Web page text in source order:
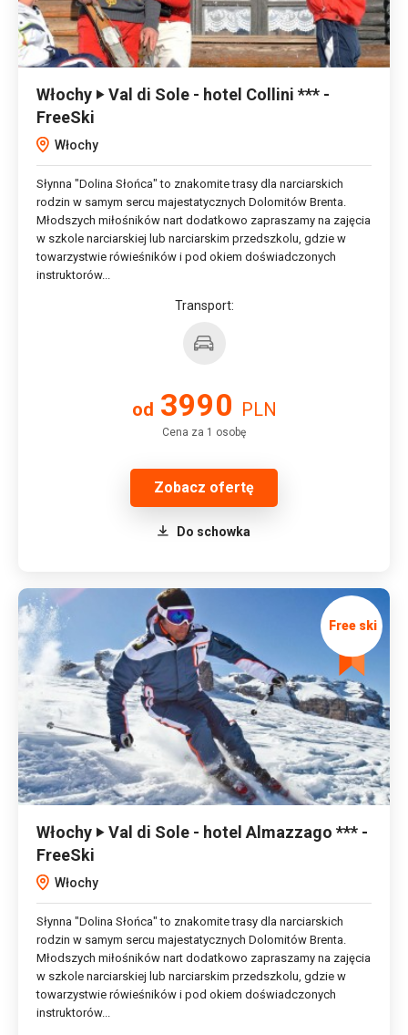
Włochy ‣ Val di Sole - hotel Collini *** -
FreeSki
Włochy
Słynna "Dolina Słońca" to znakomite trasy dla narciarskich
rodzin w samym sercu majestatycznych Dolomitów Brenta.
Młodszych miłośników nart dodatkowo zapraszamy na zajęcia
w szkole narciarskiej lub narciarskim przedszkolu, gdzie w
towarzystwie rówieśników i pod okiem doświadczonych
instruktorów...
od 3990 PLN
Cena za 1 osobę
Transport:
Zobacz ofertę
Do schowka
Włochy ‣ Val di Sole - hotel Almazzago *** -
FreeSki
Włochy
Słynna "Dolina Słońca" to znakomite trasy dla narciarskich
rodzin w samym sercu majestatycznych Dolomitów Brenta.
Młodszych miłośników nart dodatkowo zapraszamy na zajęcia
w szkole narciarskiej lub narciarskim przedszkolu, gdzie w
towarzystwie rówieśników i pod okiem doświadczonych
instruktorów...